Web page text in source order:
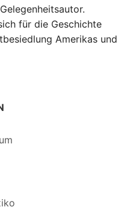
für die Geschichte
Amerikas und